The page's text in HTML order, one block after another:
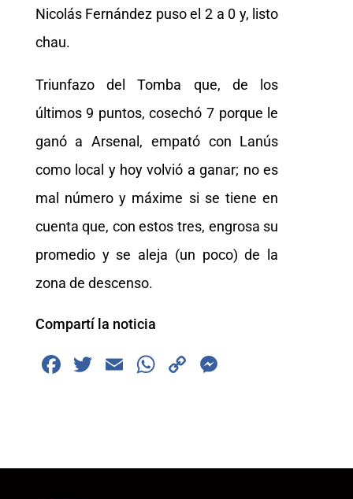
Nicolás Fernández puso el 2 a 0 y, listo
chau.
Triunfazo del Tomba que, de los
últimos 9 puntos, cosechó 7 porque le
ganó a Arsenal, empató con Lanús
como local y hoy volvió a ganar; no es
mal número y máxime si se tiene en
cuenta que, con estos tres, engrosa su
promedio y se aleja (un poco) de la
zona de descenso.
Compartí la noticia
F
b
T
E
W
A
C
Li n